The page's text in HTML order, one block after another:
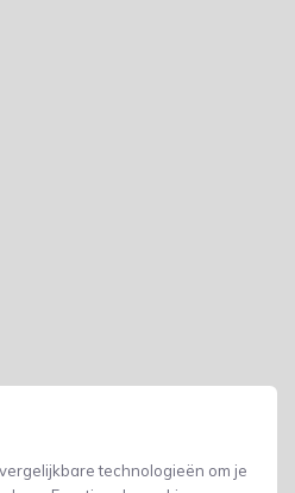
technologieën om je